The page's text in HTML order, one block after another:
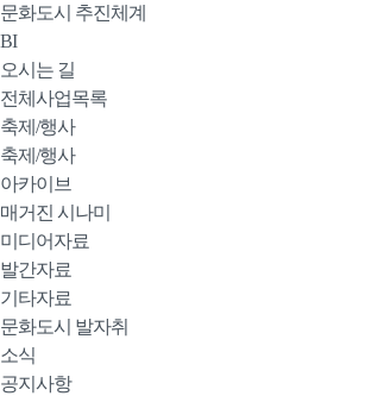
문화도시 추진체계
BI
오시는 길
전체사업목록
축제/행사
축제/행사
아카이브
매거진 시나미
미디어자료
발간자료
기타자료
문화도시 발자취
소식
공지사항